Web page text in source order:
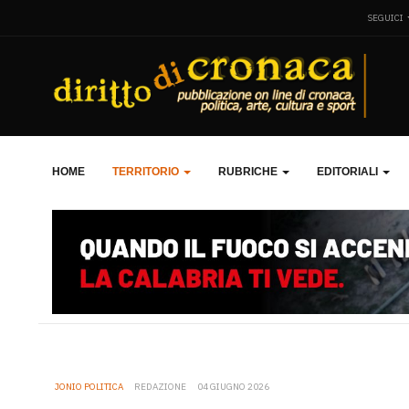
SEGUICI
HOME TERRITORIO RUBRICHE EDITORIALI
JONIO POLITICA REDAZIONE 04 GIUGNO 2026